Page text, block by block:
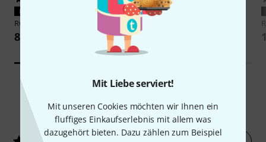
Mit Liebe serviert!
Mit unseren Cookies möchten wir Ihnen ein
fluffiges Einkaufserlebnis mit allem was
dazugehört bieten. Dazu zählen zum Beispiel
PASST GARANTIERT
RCF
84 €
PASST GARANTIERT
239 €
11Kundenbewertungen